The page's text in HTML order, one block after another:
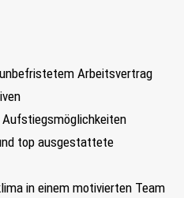
Arbeitsvertrag
top ausgestattete
in einem motivierten Team